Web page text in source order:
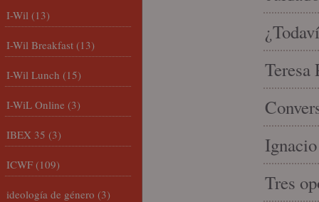
Teresa
Tres
I-Wil (13)
I-Wil Breakfast (13)
I-Wil Lunch (15)
I-WiL Online (3)
IBEX 35 (3)
ICWF (109)
ideología de género (3)